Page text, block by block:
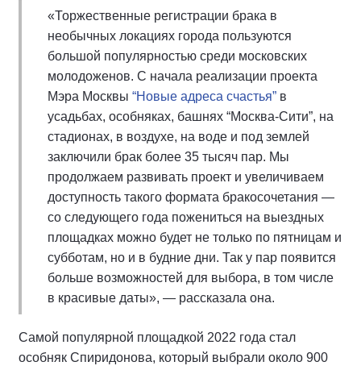
«Торжественные регистрации брака в
необычных локациях города пользуются
большой популярностью среди московских
молодоженов. С начала реализации проекта
Мэра Москвы “Новые адреса счастья” в
усадьбах, особняках, башнях “Москва-Сити”, на
стадионах, в воздухе, на воде и под землей
заключили брак более 35 тысяч пар. Мы
продолжаем развивать проект и увеличиваем
доступность такого формата бракосочетания —
со следующего года пожениться на выездных
площадках можно будет не только по пятницам и
субботам, но и в будние дни. Так у пар появится
больше возможностей для выбора, в том числе
в красивые даты», — рассказала она.
Самой популярной площадкой 2022 года стал
особняк Спиридонова, который выбрали около 900